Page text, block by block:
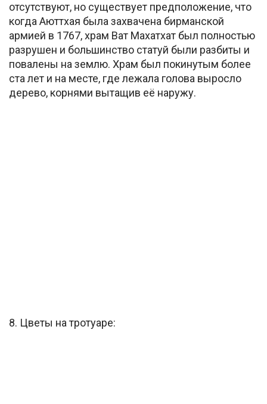
отсутствуют, но существует предположение, что
когда Аюттхая была захвачена бирманской
армией в 1767, храм Ват Махатхат был полностью
разрушен и большинство статуй были разбиты и
повалены на землю. Храм был покинутым более
ста лет и на месте, где лежала голова выросло
дерево, корнями вытащив её наружу.
8. Цветы на тротуаре: